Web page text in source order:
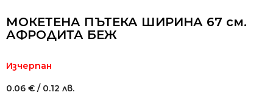
МОКЕТЕНА ПЪТЕКА ШИРИНА 67 см.
АФРОДИТА БЕЖ
Изчерпан
0.06 € / 0.12 лв.